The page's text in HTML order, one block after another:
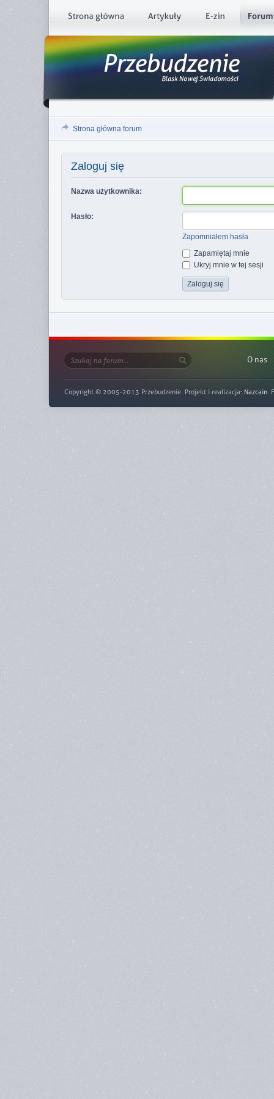
Strona główna forum
Zaloguj się
Nazwa użytkownika:
Hasło:
Zapomniałem hasła
Zapamiętaj mnie
Ukryj mnie w tej sesji
O nas
Copyright © 2005-2013 Przebudzenie. Projekt i realizacja: Nazcain.